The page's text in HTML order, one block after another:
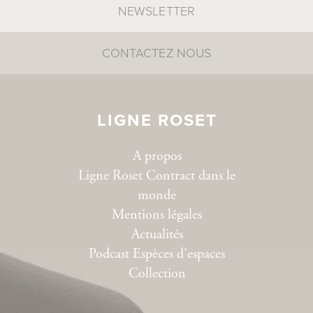
LHUIS
LIGNE ROSET
A propos
Ligne Roset Contract dans le
monde
Mentions légales
Actualités
Podcast Espèces d’espaces
Collection
NEWSLETTER
CONTACTEZ NOUS